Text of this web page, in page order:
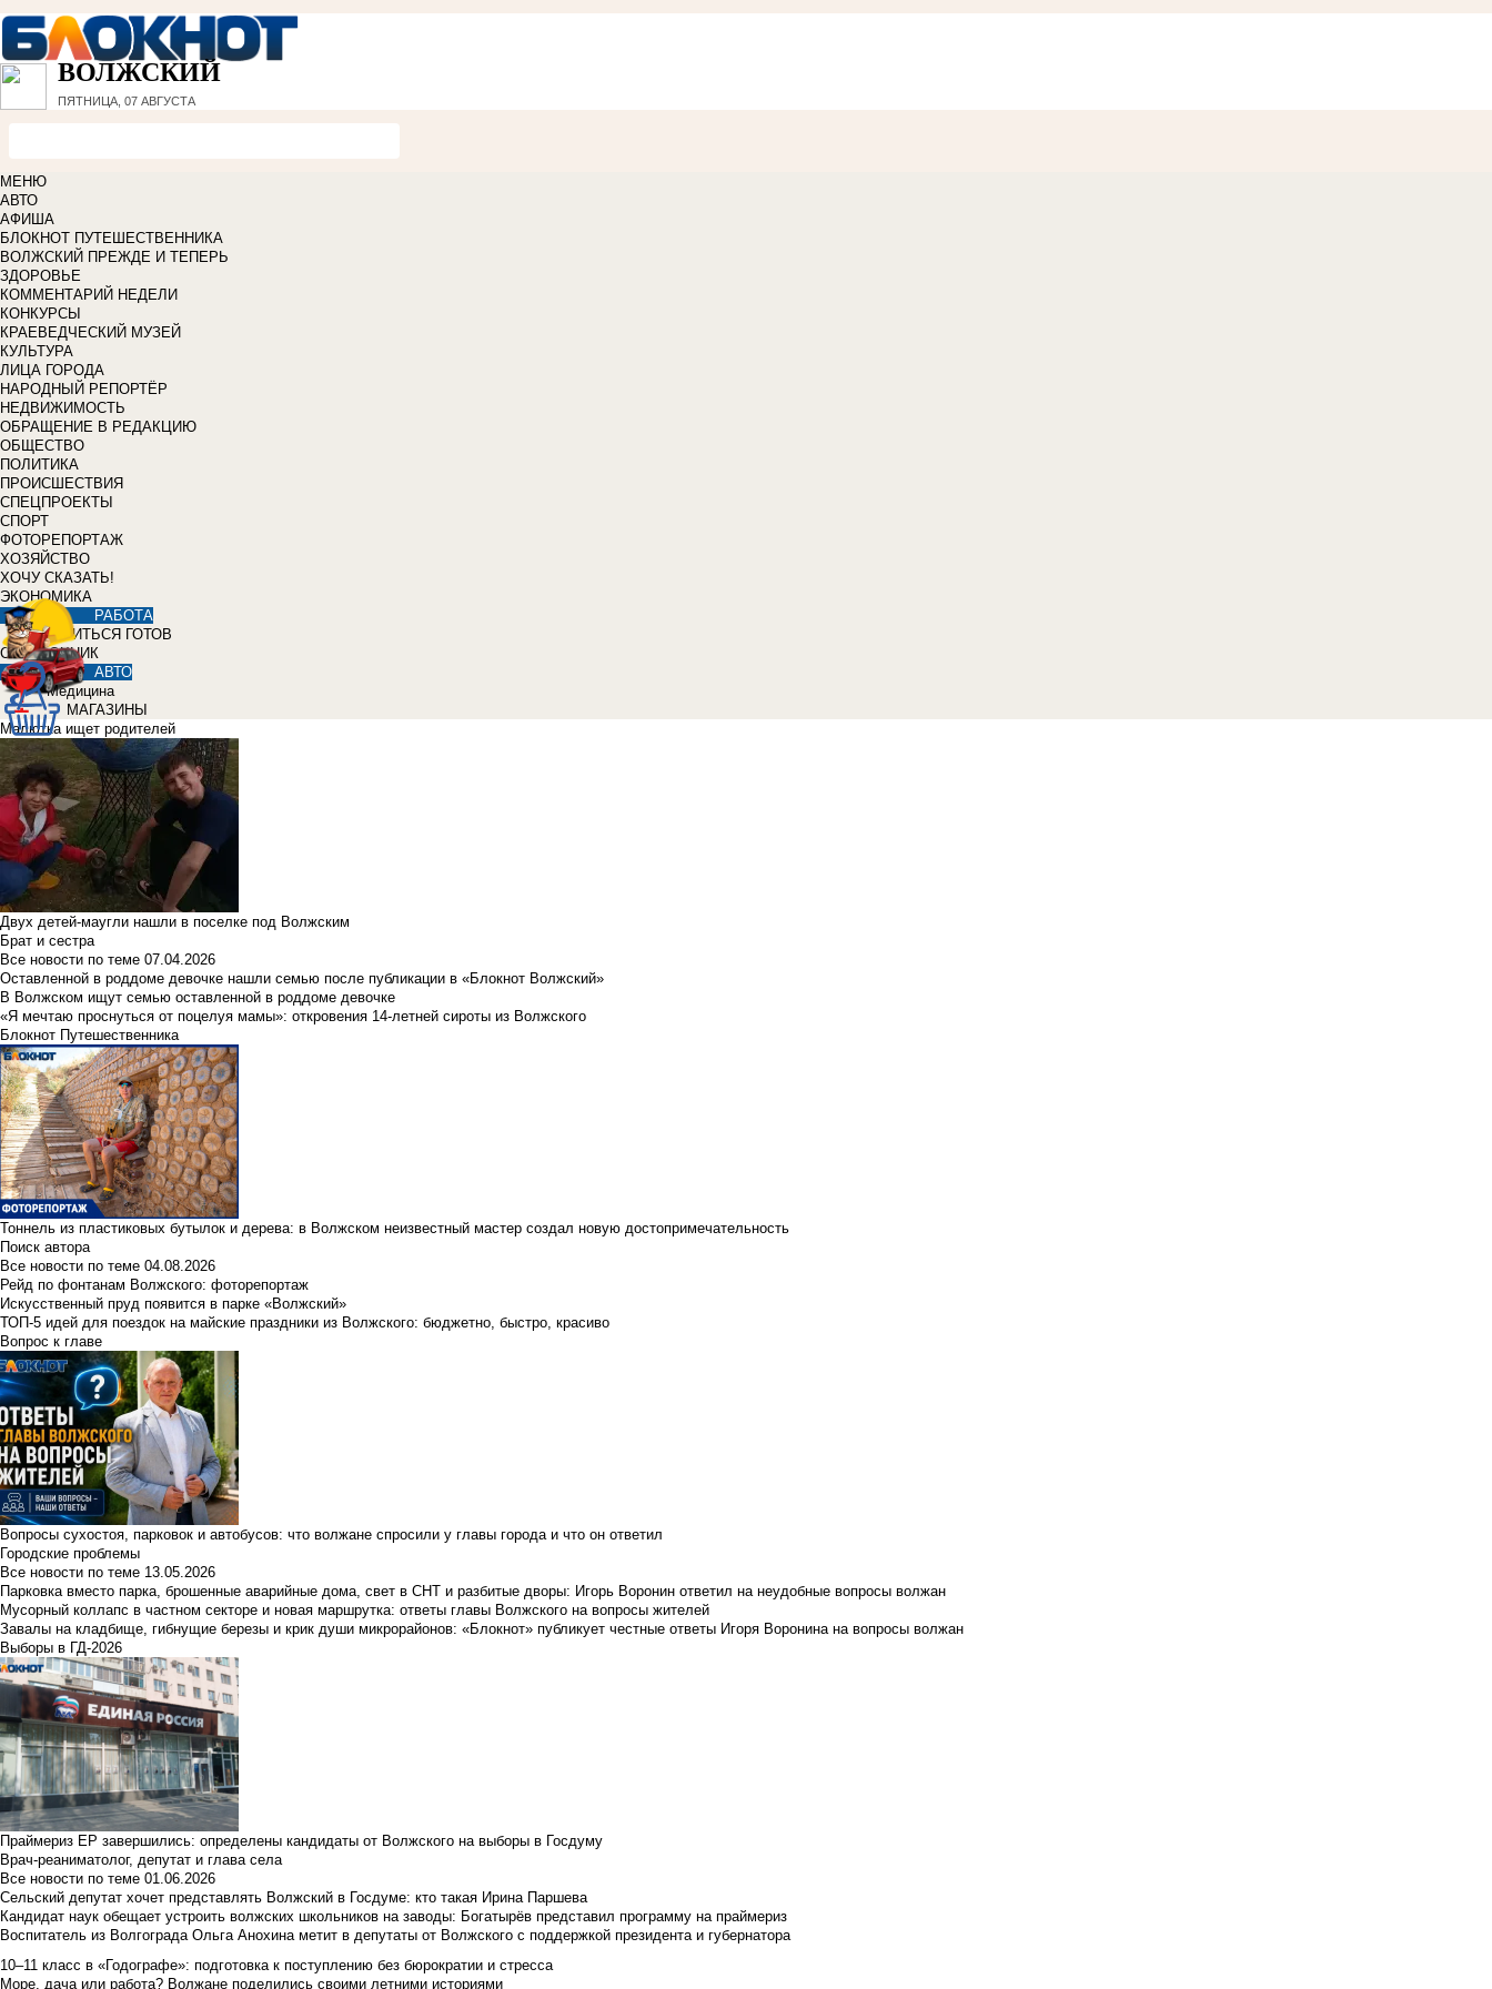
ВОЛЖСКИЙ
ПЯТНИЦА, 07 АВГУСТА
МЕНЮ
АВТО
АФИША
БЛОКНОТ ПУТЕШЕСТВЕННИКА
ВОЛЖСКИЙ ПРЕЖДЕ И ТЕПЕРЬ
ЗДОРОВЬЕ
КОММЕНТАРИЙ НЕДЕЛИ
КОНКУРСЫ
КРАЕВЕДЧЕСКИЙ МУЗЕЙ
КУЛЬТУРА
ЛИЦА ГОРОДА
НАРОДНЫЙ РЕПОРТЁР
НЕДВИЖИМОСТЬ
ОБРАЩЕНИЕ В РЕДАКЦИЮ
ОБЩЕСТВО
ПОЛИТИКА
ПРОИСШЕСТВИЯ
СПЕЦПРОЕКТЫ
СПОРТ
ФОТОРЕПОРТАЖ
ХОЗЯЙСТВО
ХОЧУ СКАЗАТЬ!
ЭКОНОМИКА
РАБОТА
УЧИТЬСЯ ГОТОВ
СПРАВОЧНИК
АВТО
Медицина
МАГАЗИНЫ
Малютка ищет родителей
Двух детей-маугли нашли в поселке под Волжским
Брат и сестра
Все новости по теме 07.04.2026
Оставленной в роддоме девочке нашли семью после публикации в «Блокнот Волжский»
В Волжском ищут семью оставленной в роддоме девочке
«Я мечтаю проснуться от поцелуя мамы»: откровения 14-летней сироты из Волжского
Блокнот Путешественника
Тоннель из пластиковых бутылок и дерева: в Волжском неизвестный мастер создал новую достопримечательность
Поиск автора
Все новости по теме 04.08.2026
Рейд по фонтанам Волжского: фоторепортаж
Искусственный пруд появится в парке «Волжский»
ТОП-5 идей для поездок на майские праздники из Волжского: бюджетно, быстро, красиво
Вопрос к главе
Вопросы сухостоя, парковок и автобусов: что волжане спросили у главы города и что он ответил
Городские проблемы
Все новости по теме 13.05.2026
Парковка вместо парка, брошенные аварийные дома, свет в СНТ и разбитые дворы: Игорь Воронин ответил на неудобные вопросы волжан
Мусорный коллапс в частном секторе и новая маршрутка: ответы главы Волжского на вопросы жителей
Завалы на кладбище, гибнущие березы и крик души микрорайонов: «Блокнот» публикует честные ответы Игоря Воронина на вопросы волжан
Выборы в ГД-2026
Праймериз ЕР завершились: определены кандидаты от Волжского на выборы в Госдуму
Врач-реаниматолог, депутат и глава села
Все новости по теме 01.06.2026
Сельский депутат хочет представлять Волжский в Госдуме: кто такая Ирина Паршева
Кандидат наук обещает устроить волжских школьников на заводы: Богатырёв представил программу на праймериз
Воспитатель из Волгограда Ольга Анохина метит в депутаты от Волжского с поддержкой президента и губернатора
10–11 класс в «Годографе»: подготовка к поступлению без бюрократии и стресса
Море, дача или работа? Волжане поделились своими летними историями